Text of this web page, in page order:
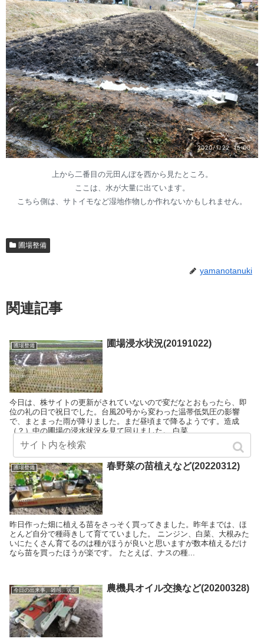
上から二番目の元田んぼを西から見たところ。
ここは、水が大量に出ています。
こちら側は、サトイモなど湿地作物しか作れないかもしれません。
圃場整備
yamanotanuki
関連記事
圃場整備 圃場浸水状況(20191022)
今日は、株サイトの更新がされていないので変だなとおもったら、即
位の礼の日で祝日でした。台風20号から変わった温帯低気圧の影響
で、まとまった雨が降りました。まだ昼頃まで降るようです。造成
（？）中の圃場の浸水状況を見て回りました。 白菜...
圃場整備 春野菜の苗植えなど(20220312)
昨日作った畑に植える苗をさっそく買ってきました。昨年までは、ほ
とんど自分で種蒔きして育てていました。 ニンジン、白菜、大根みた
いにたくさん育てるのは種がほうが良いと思いますが数本植えるだけ
なら苗を買ったほうが楽です。 たとえば、ナスの種...
今日の出来事、雑感、状況 農機具オイル交換など(20200328)